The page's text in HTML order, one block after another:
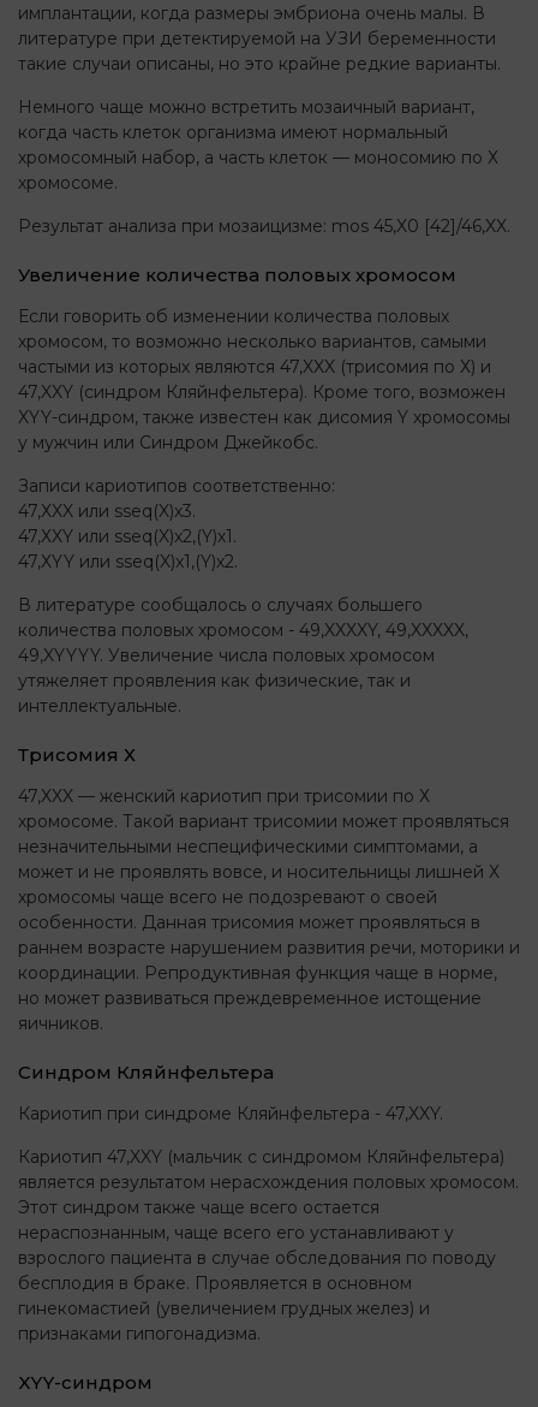
имплантации, когда размеры эмбриона очень малы. В
литературе при детектируемой на УЗИ беременности
такие случаи описаны, но это крайне редкие варианты.
Немного чаще можно встретить мозаичный вариант,
когда часть клеток организма имеют нормальный
хромосомный набор, а часть клеток — моносомию по Х
хромосоме.
Результат анализа при мозаицизме: mos 45,X0 [42]/46,XX.
Увеличение количества половых хромосом
Если говорить об изменении количества половых
хромосом, то возможно несколько вариантов, самыми
частыми из которых являются 47,XXX (трисомия по Х) и
47,XXY (синдром Кляйнфельтера). Кроме того, возможен
XYY-синдром, также известен как дисомия Y хромосомы
у мужчин или Синдром Джейкобс.
Записи кариотипов соответственно:
47,ХXX или sseq(X)x3.
47,ХXY или sseq(X)x2,(Y)х1.
47,ХYY или sseq(X)x1,(Y)х2.
В литературе сообщалось о случаях большего
количества половых хромосом - 49,XXXXY, 49,XXXXX,
49,XYYYY. Увеличение числа половых хромосом
утяжеляет проявления как физические, так и
интеллектуальные.
Трисомия Х
47,XXX — женский кариотип при трисомии по Х
хромосоме. Такой вариант трисомии может проявляться
незначительными неспецифическими симптомами, а
может и не проявлять вовсе, и носительницы лишней Х
хромосомы чаще всего не подозревают о своей
особенности. Данная трисомия может проявляться в
раннем возрасте нарушением развития речи, моторики и
координации. Репродуктивная функция чаще в норме,
но может развиваться преждевременное истощение
яичников.
Синдром Кляйнфельтера
Кариотип при синдроме Кляйнфельтера - 47,XXY.
Кариотип 47,XXY (мальчик с синдромом Кляйнфельтера)
является результатом нерасхождения половых хромосом.
Этот синдром также чаще всего остается
нераспознанным, чаще всего его устанавливают у
взрослого пациента в случае обследования по поводу
бесплодия в браке. Проявляется в основном
гинекомастией (увеличением грудных желез) и
признаками гипогонадизма.
XYY-синдром